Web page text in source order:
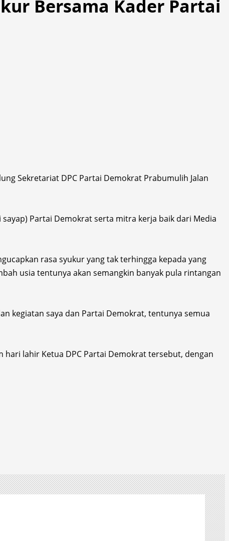
Bersama Kader Partai
Sekretariat DPC Partai Demokrat Prabumulih Jalan
Partai Demokrat serta mitra kerja baik dari Media
rasa syukur yang tak terhingga kepada yang
usia tentunya akan semangkin banyak pula rintangan
kegiatan saya dan Partai Demokrat, tentunya semua
hari lahir Ketua DPC Partai Demokrat tersebut, dengan